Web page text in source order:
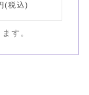
(税込)
す。